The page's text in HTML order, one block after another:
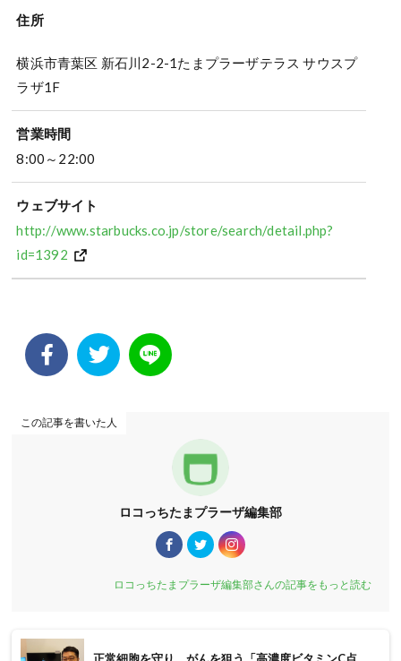
住所
横浜市青葉区 新石川2-2-1たまプラーザテラス サウスプ
ラザ1F
営業時間
8:00～22:00
ウェブサイト
http://www.starbucks.co.jp/store/search/detail.php?
id=1392
この記事を書いた人
ロコっちたまプラーザ編集部
ロコっちたまプラーザ編集部さんの記事をもっと読む